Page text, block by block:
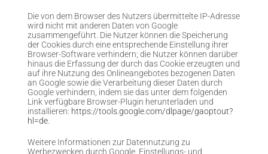
Die von dem Browser des Nutzers übermittelte IP-Adresse
wird nicht mit anderen Daten von Google
zusammengeführt. Die Nutzer können die Speicherung
der Cookies durch eine entsprechende Einstellung ihrer
Browser-Software verhindern; die Nutzer können darüber
hinaus die Erfassung der durch das Cookie erzeugten und
auf ihre Nutzung des Onlineangebotes bezogenen Daten
an Google sowie die Verarbeitung dieser Daten durch
Google verhindern, indem sie das unter dem folgenden
Link verfügbare Browser-Plugin herunterladen und
installieren: https://tools.google.com/dlpage/gaoptout?
hl=de.
Weitere Informationen zur Datennutzung zu
Werbezwecken durch Google, Einstellungs- und